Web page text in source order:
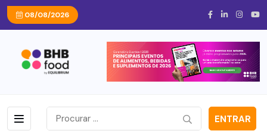
08/08/2026
ENTRAR